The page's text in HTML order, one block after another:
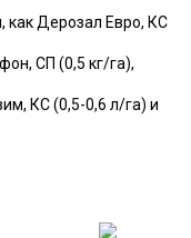
как Дерозал Евро, КС
СП (0,5 кг/га),
КС (0,5-0,6 л/га) и